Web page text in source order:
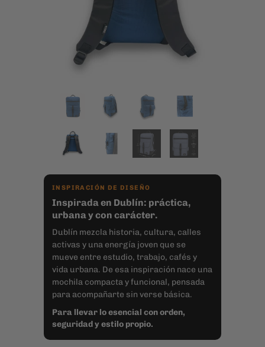
INSPIRACIÓN DE DISEÑO
Inspirada en Dublín: práctica,
urbana y con carácter.
Dublín mezcla historia, cultura, calles
activas y una energía joven que se
mueve entre estudio, trabajo, cafés y
vida urbana. De esa inspiración nace una
mochila compacta y funcional, pensada
para acompañarte sin verse básica.
Para llevar lo esencial con orden,
seguridad y estilo propio.